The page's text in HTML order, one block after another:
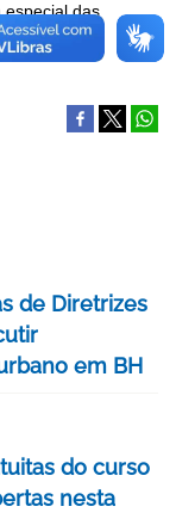
especial das
de Diretrizes
em BH
do curso
nesta